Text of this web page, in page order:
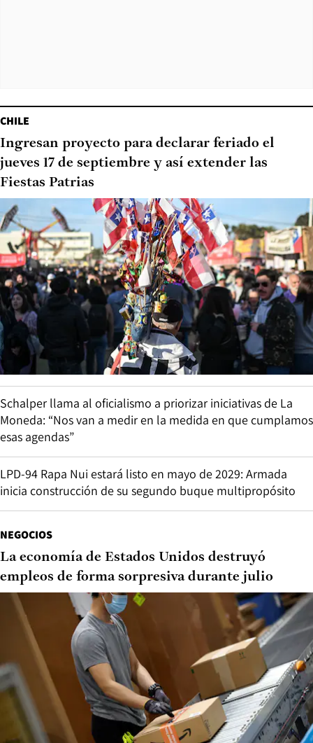
CHILE
Ingresan proyecto para declarar feriado el
jueves 17 de septiembre y así extender las
Fiestas Patrias
Schalper llama al oficialismo a priorizar iniciativas de La
Moneda: “Nos van a medir en la medida en que cumplamos
esas agendas”
LPD-94 Rapa Nui estará listo en mayo de 2029: Armada
inicia construcción de su segundo buque multipropósito
NEGOCIOS
La economía de Estados Unidos destruyó
empleos de forma sorpresiva durante julio